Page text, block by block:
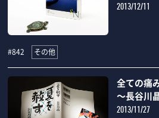
2013/12/11
#842 その他
全ての痛
～長谷川
2013/11/27